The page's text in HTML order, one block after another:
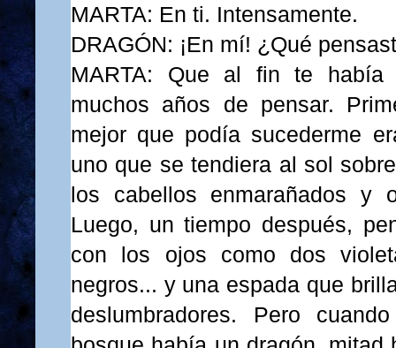
MARTA: En ti. Intensamente.
DRAGÓN: ¡En mí! ¿Qué
MARTA: Que al fin te había
muchos años de pensar.
mejor que podía sucederme
uno que se tendiera al sol
los cabellos enmarañados y
Luego, un tiempo después,
con los ojos como dos
negros... y una espada que
deslumbradores. Pero